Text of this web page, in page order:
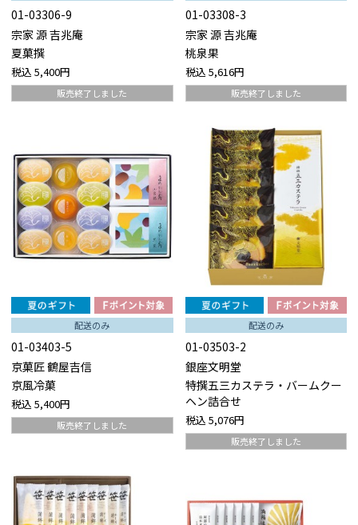
01-03306-9
宗家 源 吉兆庵
夏菓撰
税込 5,400円
販売終了しました
01-03308-3
宗家 源 吉兆庵
桃泉果
税込 5,616円
販売終了しました
配送のみ
01-03403-5
京菓匠 鶴屋吉信
京風冷菓
税込 5,400円
販売終了しました
配送のみ
01-03503-2
銀座文明堂
特撰五三カステラ・バームクー
ヘン詰合せ
税込 5,076円
販売終了しました